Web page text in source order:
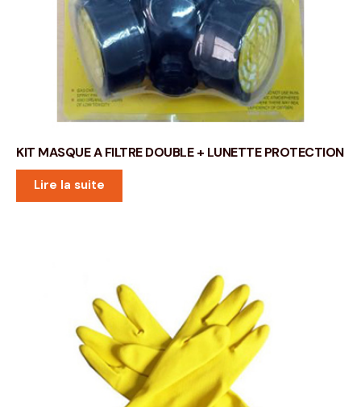
KIT MASQUE A FILTRE DOUBLE + LUNETTE PROTECTION
Lire la suite